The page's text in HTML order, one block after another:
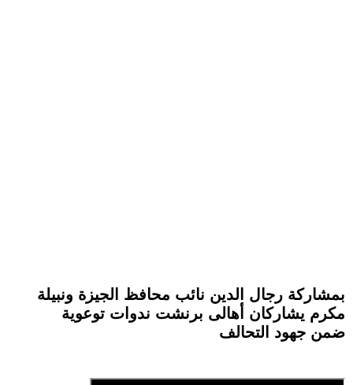
بمشاركة رجال الدين نائب محافظ الجيزة ونبيلة
مكرم يشاركان أهالى برنشت ندوات توعوية
ضمن جهود التحالف